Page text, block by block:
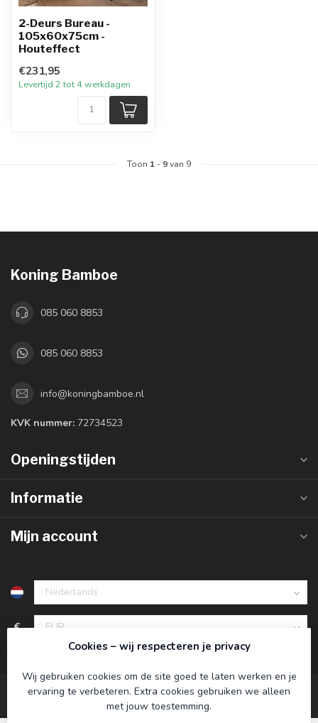
2-Deurs Bureau -
105x60x75cm -
Houteffect
€231,95
Levertijd 2 tot 4 werkdagen
Toon 1 - 9van 9
Koning Bamboe
085 060 8853
085 060 8853
info@koningbamboe.nl
KVK nummer: 72734523
Openingstijden
Informatie
Mijn account
€
Cookies – wij respecteren je privacy
Wij gebruiken cookies om de site goed te laten werken en je
ervaring te verbeteren. Extra cookies gebruiken we alleen
met jouw toestemming.